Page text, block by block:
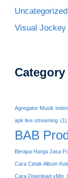
Uncategorized
Visual Jockey
Category
Agregator Musik
apk live streaming (1)
BAB
Berapa Harga Jasa
Cara Cetak Album
Cara Download vMix